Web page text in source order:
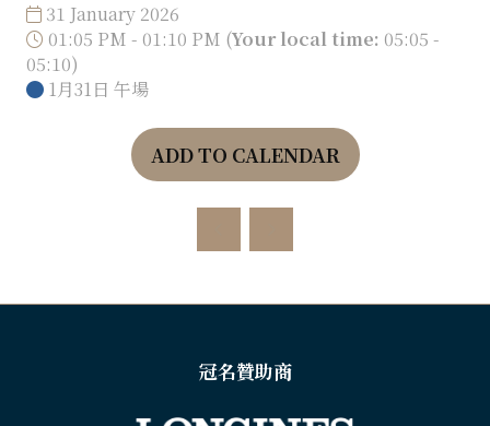
31 January 2026
01:05 PM - 01:10 PM (Your local time: 05:05 -
05:10)
1月31日 午場
ADD TO CALENDAR
冠名贊助商